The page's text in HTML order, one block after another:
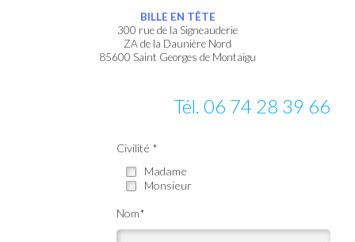
BILLE EN TÊTE
300 rue de la Signeauderie
ZA de la Daunière Nord
85600 Saint Georges de Montaigu
Tél. 06 74 28 39 66
Civilité *
Madame
Monsieur
Nom*